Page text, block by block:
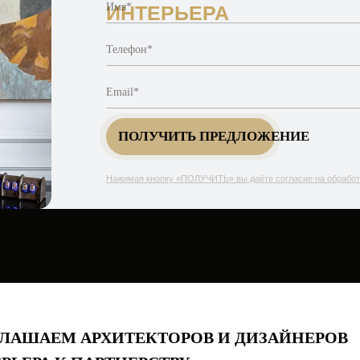
ИНТЕРЬЕРА
Имя*
Телефон*
Email*
ПОЛУЧИТЬ ПРЕДЛОЖЕНИЕ
Нажимая кнопку «ПОЛУЧИТЬ» вы даёте согласие на
АРХИТЕКТОРОВ И ДИЗАЙНЕРОВ